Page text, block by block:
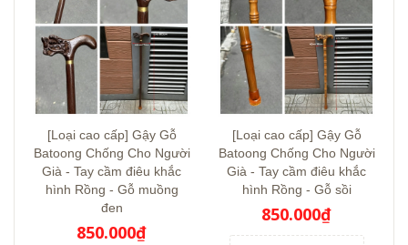
[Loại cao cấp] Gậy Gỗ
Batoong Chống Cho Người
Già - Tay cầm điêu khắc
hình Rồng - Gỗ muồng
đen
850.000₫
[Loại cao cấp] Gậy Gỗ
Batoong Chống Cho Người
Già - Tay cầm điêu khắc
hình Rồng - Gỗ sồi
850.000₫